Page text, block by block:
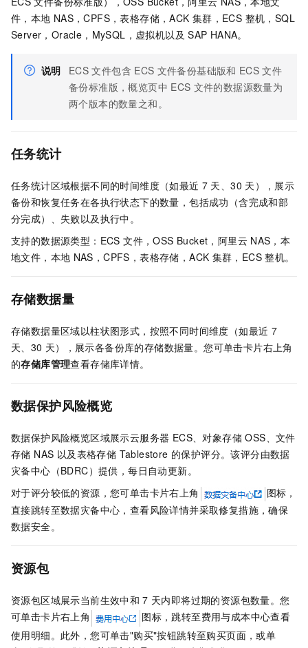
件，本地 NAS，CPFS，表格存储，ACK 集群，ECS 整机，SQL
Server，Oracle，MySQL，虚拟机以及 SAP HANA。
说明 ECS 文件包含 ECS 文件备份基础版和 ECS 文件
备份标准版，概览页中 ECS 文件的数据源数量为
两个版本的数量之和。
任务统计
任务统计区域根据不同的时间维度（如最近 7 天、30 天），展示
备份和恢复任务在各执行状态下的数量，包括成功（含完成和部
分完成）、失败以及执行中。
支持的数据源类型：ECS 文件，OSS Bucket，阿里云 NAS，本
地文件，本地 NAS，CPFS，表格存储，ACK 集群，ECS 整机。
存储数据量
存储数据量区域以柱状图形式，按照不同时间维度（如最近 7
天、30 天），展示各备份库的存储数据量。您可单击卡片右上角
的存储库管理查看存储库详情。
数据保护风险概览
数据保护风险概览区域展示云服务器 ECS、对象存储 OSS、文件
存储 NAS 以及表格存储 Tablestore 的保护评分。该评分由数据
灾备中心（BDRC）提供，每日自动更新。
对于评分较低的资源，您可单击卡片右上角
图标，
直接跳转至数据灾备中心，查看风险详情并采取修复措施，确保
数据安全。
资源包
资源包区域展示当前生效中和 7 天内即将过期的资源包数量。您
可单击卡片右上角
图标，跳转至费用与成本中心查看
使用明细。此外，您可单击"购买"按钮跳转至购买页面，或单